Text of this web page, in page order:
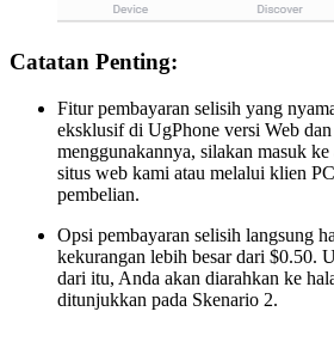
Catatan Penting:
Fitur pembayaran selisih yang
eksklusif di UgPhone versi Web
menggunakannya, silakan masuk
situs web kami atau melalui klien
pembelian.
Opsi pembayaran selisih langsung
kekurangan lebih besar dari $0.50.
dari itu, Anda akan diarahkan ke
ditunjukkan pada Skenario 2.